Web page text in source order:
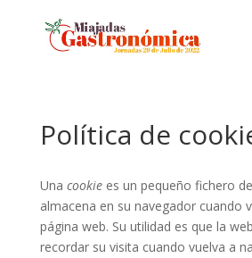
Política de
Una cookiees un pequeño fichero
almacena en su navegador cuando
página web. Su utilidad es que la
recordar su visita cuando vuelva a